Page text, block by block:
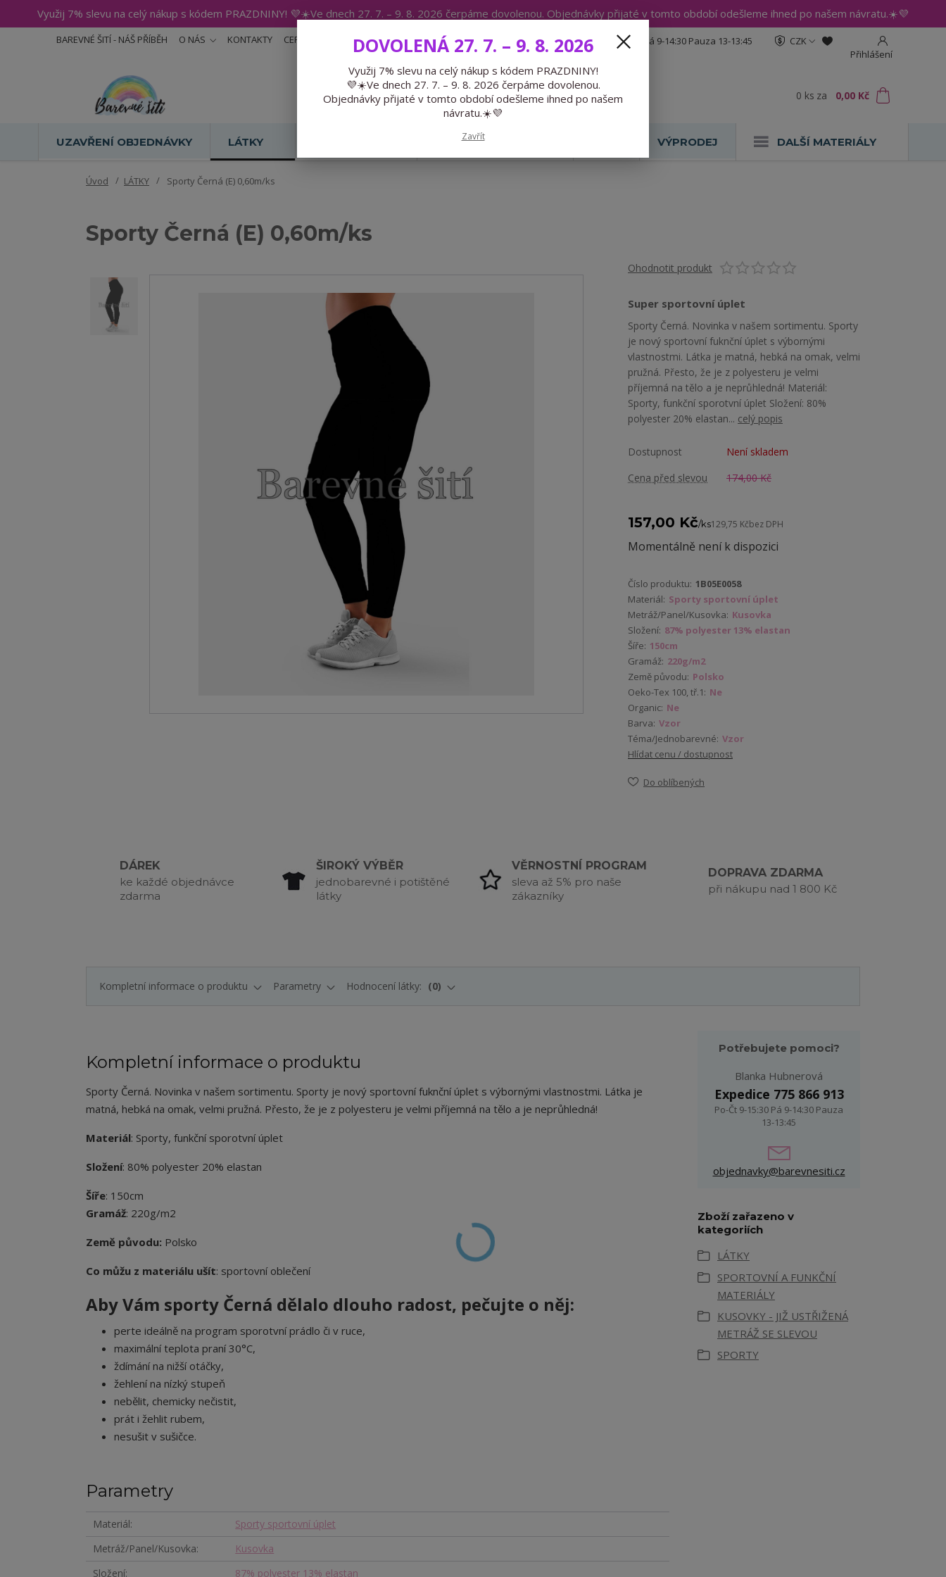
Využij 7% slevu na celý nákup s kódem PRAZDNINY! 💜☀️Ve dnech 27. 7. – 9. 8. 2026 čerpáme dovolenou. Objednávky přijaté v tomto období odešleme ihned po našem návratu.☀️💜
BAREVNÉ ŠITÍ - NÁŠ PŘÍBĚH O NÁS KONTAKTY CERTIFIKÁTY BLOG
CZK
Přihlášení
Hledat
Expedice 775 866 913 Po-Čt 9-15:30 Pá 9-14:30 Pauza 13-13:45
0 ks za 0,00 Kč
UZAVŘENÍ OBJEDNÁVKY LÁTKY PŘEDOBJEDNÁVKY VÝPRODEJ DALŠÍ MATERIÁLY
Úvod LÁTKY Sporty Černá (E) 0,60m/ks
Sporty Černá (E) 0,60m/ks
Ohodnotit produkt
Super sportovní úplet
Sporty Černá. Novinka v našem sortimentu. Sporty
je nový sportovní fuknční úplet s výbornými
vlastnostmi. Látka je matná, hebká na omak, velmi
pružná. Přesto, že je z polyesteru je velmi
příjemná na tělo a je neprůhledná! Materiál:
Sporty, funkční sporotvní úplet Složení: 80%
polyester 20% elastan... celý popis
Dostupnost
Není skladem
Cena před slevou
174,00 Kč
157,00 Kč/ks129,75 Kčbez DPH
Momentálně není k dispozici
Číslo produktu: 1B05E0058
Materiál: Sporty sportovní úplet
Metráž/Panel/Kusovka: Kusovka
Složení: 87% polyester 13% elastan
Šíře: 150cm
Gramáž: 220g/m2
Země původu: Polsko
Oeko-Tex 100, tř.1: Ne
Organic: Ne
Barva: Vzor
Téma/Jednobarevné: Vzor
Hlídat cenu / dostupnost
Do oblíbených
DÁREK
ke každé objednávce
zdarma
ŠIROKÝ VÝBĚR
jednobarevné i potištěné
látky
VĚRNOSTNÍ PROGRAM
sleva až 5% pro naše
zákazníky
DOPRAVA ZDARMA
při nákupu nad 1 800 Kč
Kompletní informace o produktu Parametry Hodnocení látky: 0
Kompletní informace o produktu
Sporty Černá. Novinka v našem sortimentu. Sporty je nový sportovní fuknční úplet s výbornými vlastnostmi. Látka je
matná, hebká na omak, velmi pružná. Přesto, že je z polyesteru je velmi příjemná na tělo a je neprůhledná!
Materiál: Sporty, funkční sporotvní úplet
Složení: 80% polyester 20% elastan
Šíře: 150cm
Gramáž: 220g/m2
Země původu: Polsko
Co můžu z materiálu ušít: sportovní oblečení
Aby Vám sporty Černá dělalo dlouho radost, pečujte o něj:
perte ideálně na program sporotvní prádlo či v ruce,
maximální teplota praní 30°C,
ždímání na nižší otáčky,
žehlení na nízký stupeň
nebělit, chemicky nečistit,
prát i žehlit rubem,
nesušit v sušičce.
Parametry
Materiál
Sporty sportovní úplet
Metráž/Panel/Kusovka
Kusovka
Složení
87% polyester 13% elastan
Potřebujete pomoci?
Blanka Hubnerová
Expedice 775 866 913
Po-Čt 9-15:30 Pá 9-14:30 Pauza
13-13:45
objednavky@barevnesiti.cz
Zboží zařazeno v
kategoriích
LÁTKY
SPORTOVNÍ A FUNKČNÍ
MATERIÁLY
KUSOVKY - JIŽ USTŘIŽENÁ
METRÁŽ SE SLEVOU
SPORTY
DOVOLENÁ 27. 7. – 9. 8. 2026
Využij 7% slevu na celý nákup s kódem PRAZDNINY!
💜☀️Ve dnech 27. 7. – 9. 8. 2026 čerpáme dovolenou.
Objednávky přijaté v tomto období odešleme ihned po našem
návratu.☀️💜
Zavřít